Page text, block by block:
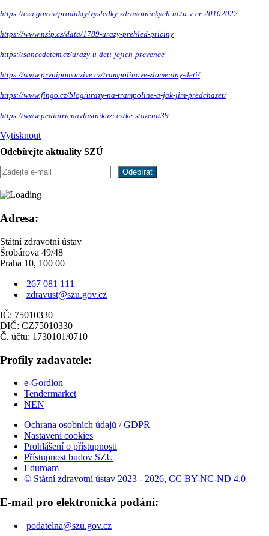
https://csu.gov.cz/produkty/vysledky-zdravotnickych-uctu-v-cr-20102022
https://www.nzip.cz/data/1789-urazy-prehled-priciny
https://sancedetem.cz/urazy-u-deti-jejich-prevence
https://www.prvnipomoczive.cz/trampolinove-zlomeniny-deti/
https://www.fingo.cz/blog/urazy-na-trampoline-a-jak-jim-predchazet/
https://www.pediatrienavlastnikuzi.cz/ke-stazeni/39
Vytisknout
Odebírejte aktuality SZÚ
Adresa:
Státní zdravotní ústav
Šrobárova 49/48
Praha 10, 100 00
267 081 111
zdravust@szu.gov.cz
IČ: 75010330
DIČ: CZ75010330
Č. účtu: 1730101/0710
Profily zadavatele:
e-Gordion
Tendermarket
NEN
Ochrana osobních údajů / GDPR
Nastavení cookies
Prohlášení o přístupnosti
Přístupnost budov SZÚ
Eduroam
© Státní zdravotní ústav 2023 - 2026, CC BY-NC-ND 4.0
E-mail pro elektronická podání:
podatelna@szu.gov.cz